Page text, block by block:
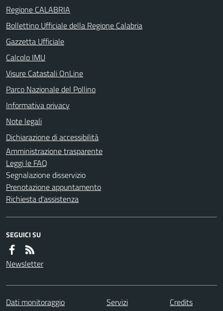
Regione CALABRIA
Bollettino Ufficiale della Regione Calabria
Gazzetta Ufficiale
Calcolo IMU
Visure Catastali OnLine
Parco Nazionale del Pollino
Informativa privacy
Note legali
Dichiarazione di accessibilità
Amministrazione trasparente
Leggi le FAQ
Segnalazione disservizio
Prenotazione appuntamento
Richiesta d'assistenza
SEGUICI SU
Newsletter
Dati monitoraggio Servizi
Credits